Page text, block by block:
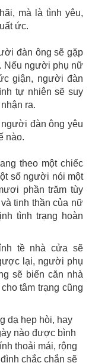
mà là tình yêu,
ức.
đàn ông sẽ gặp
Nếu người phụ nữ
giận, người đàn
tự nhiên sẽ suy
ra.
đàn ông yêu
nào.
theo một chiếc
số người nói một
phần trăm tùy
tinh thần của nữ
tình trạng hoàn
tề nhà cửa sẽ
lại, người phụ
sẽ biến căn nhà
tâm trạng cũng
dạ hẹp hòi, hay
nào được bình
thoải mái, rộng
chắc chắn sẽ